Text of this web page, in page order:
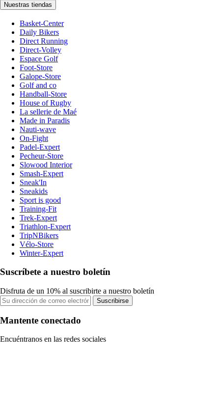
Nuestras tiendas
Basket-Center
Daily Bikers
Direct Running
Direct-Volley
Espace Golf
Foot-Store
Galope-Store
Golf and co
Handball-Store
House of Rugby
La sellerie de Maé
Made in Paradis
Nauti-wave
On-Fight
Padel-Expert
Pecheur-Store
Slowood Interior
Smash-Expert
Sneak'In
Sneakids
Sport is good
Training-Fit
Trek-Expert
Triathlon-Expert
TripNBikers
Vélo-Store
Winter-Expert
Suscríbete a nuestro boletín
Disfruta de un 10% al suscribirte a nuestro boletín
Suscribirse
Mantente conectado
Encuéntranos en las redes sociales